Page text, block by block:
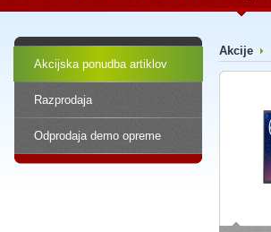
Akcijska ponudba artiklov
Razprodaja
Odprodaja demo opreme
Akcije